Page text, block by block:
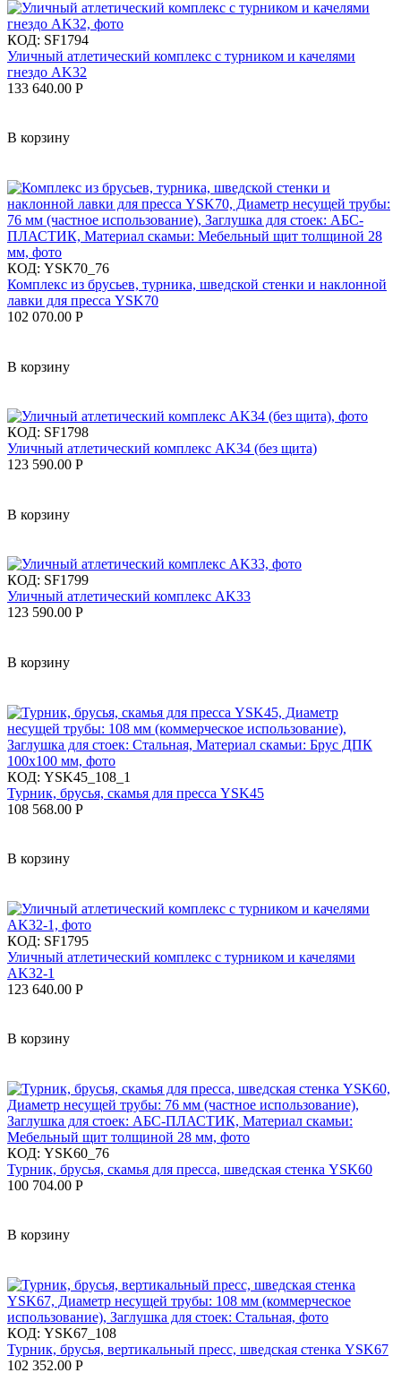
КОД: SF1794
Уличный атлетический комплекс с турником и качелями
гнездо AK32
133 640.00 Р
В корзину
КОД: YSK70_76
Комплекс из брусьев, турника, шведской стенки и наклонной
лавки для пресса YSK70
102 070.00 Р
В корзину
КОД: SF1798
Уличный атлетический комплекс AK34 (без щита)
123 590.00 Р
В корзину
КОД: SF1799
Уличный атлетический комплекс AK33
123 590.00 Р
В корзину
КОД: YSK45_108_1
Турник, брусья, скамья для пресса YSK45
108 568.00 Р
В корзину
КОД: SF1795
Уличный атлетический комплекс с турником и качелями
AK32-1
123 640.00 Р
В корзину
КОД: YSK60_76
Турник, брусья, скамья для пресса, шведская стенка YSK60
100 704.00 Р
В корзину
КОД: YSK67_108
Турник, брусья, вертикальный пресс, шведская стенка YSK67
102 352.00 Р